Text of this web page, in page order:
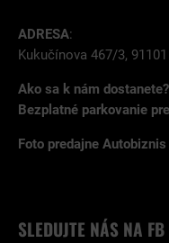
ADRESA:
Kukučínova 467/3,
Ako sa k nám dostanete?
Bezplatné parkovanie
Foto predajne Autobiznis
SLEDUJTE NÁS NA